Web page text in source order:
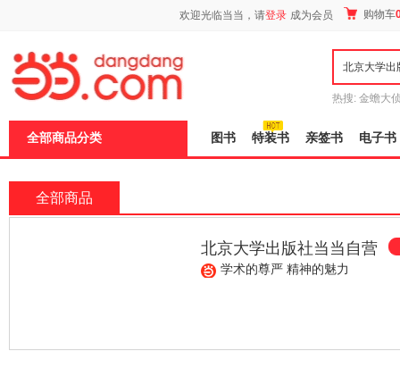
欢迎光临当当，请登录 成为会员 购物车
热搜: 金蟾大
全部商品分类 图书 特装书 亲签书 电子书
全部商品
北京大学出版社当当自营
店 学术的尊严 精神的魅力
页
加